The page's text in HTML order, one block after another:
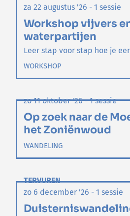
za 22 augustus '26 - 1 sessie
Workshop vijvers
waterpartijen
Leer stap voor stap hoe je
WORKSHOP
zo 11 oktober '26 - 1 sessie
Op zoek naar de
het Zoniënwoud
WANDELING
TERVUREN
zo 6 december '26 - 1 sessie